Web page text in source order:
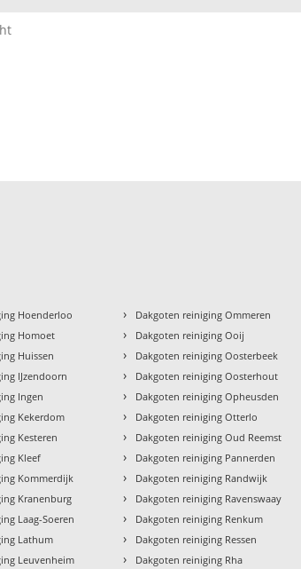
Hoenderloo
Homoet
Huissen
IJzendoorn
Ingen
Kekerdom
Kesteren
Kleef
Kommerdijk
Kranenburg
Laag-Soeren
Lathum
Leuvenheim
› Dakgoten reiniging Ommeren
› Dakgoten reiniging Ooij
› Dakgoten reiniging Oosterbeek
› Dakgoten reiniging Oosterhout
› Dakgoten reiniging Opheusden
› Dakgoten reiniging Otterlo
› Dakgoten reiniging Oud Reemst
› Dakgoten reiniging Pannerden
› Dakgoten reiniging Randwijk
› Dakgoten reiniging Ravenswaay
› Dakgoten reiniging Renkum
› Dakgoten reiniging Ressen
› Dakgoten reiniging Rha